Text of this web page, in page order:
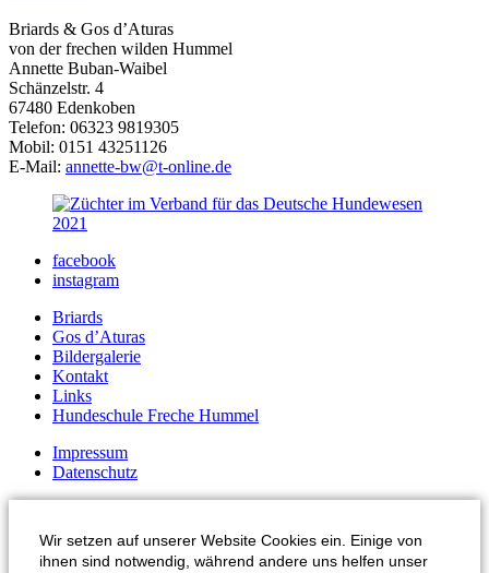
Briards & Gos d’Aturas
von der frechen wilden Hummel
Annette Buban-Waibel
Schänzelstr. 4
67480 Edenkoben
Telefon: 06323 9819305
Mobil: 0151 43251126
E-Mail: annette-bw@t-online.de
facebook
instagram
Briards
Gos d’Aturas
Bildergalerie
Kontakt
Links
Hundeschule Freche Hummel
Impressum
Datenschutz
Wir setzen auf unserer Website Cookies ein. Einige von
ihnen sind notwendig, während andere uns helfen unser